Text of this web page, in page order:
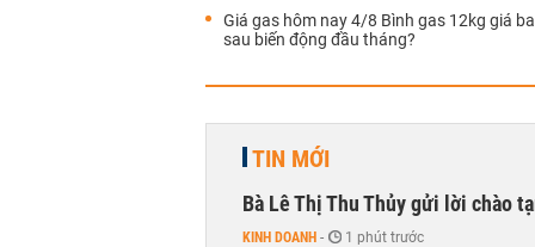
Giá gas hôm nay 4/8 Bình gas 12kg giá
sau biến động đầu tháng?
TIN MỚI
Bà Lê Thị Thu Thủy gửi lời chào
KINH DOANH - 1 phút trước